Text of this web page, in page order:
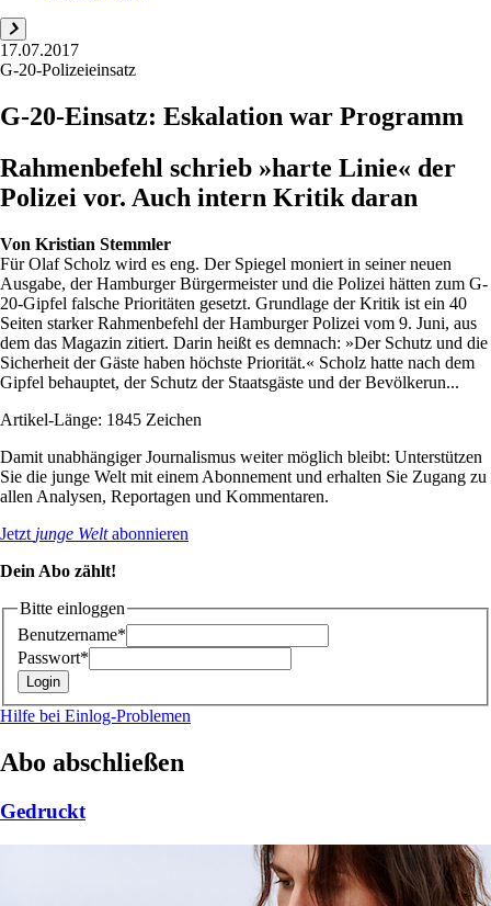
17.07.2017
G-20-Polizeieinsatz
G-20-Einsatz: Eskalation war Programm
Rahmenbefehl schrieb »harte Linie« der
Polizei vor. Auch intern Kritik daran
Von Kristian Stemmler
Für Olaf Scholz wird es eng. Der Spiegel moniert in seiner neuen
Ausgabe, der Hamburger Bürgermeister und die Polizei hätten zum G-
20-Gipfel falsche Prioritäten gesetzt. Grundlage der Kritik ist ein 40
Seiten starker Rahmenbefehl der Hamburger Polizei vom 9. Juni, aus
dem das Magazin zitiert. Darin heißt es demnach: »Der Schutz und die
Sicherheit der Gäste haben höchste Priorität.« Scholz hatte nach dem
Gipfel behauptet, der Schutz der Staatsgäste und der Bevölkerun...
Artikel-Länge: 1845 Zeichen
Damit unabhängiger Journalismus weiter möglich bleibt: Unterstützen
Sie die junge Welt mit einem Abonnement und erhalten Sie Zugang zu
allen Analysen, Reportagen und Kommentaren.
Jetzt junge Weltabonnieren
Dein Abo zählt!
Bitte einloggen
Benutzername*
Passwort*
Hilfe bei Einlog-Problemen
Abo abschließen
Gedruckt